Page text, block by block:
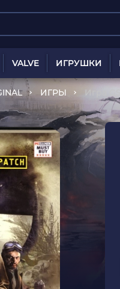
VALVE ИГРУШКИ
ИГРЫ
Игра